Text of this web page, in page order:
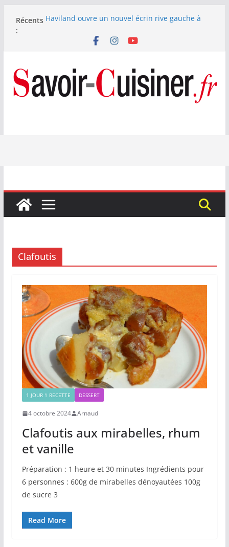
Récents
:
Haviland ouvre un nouvel écrin rive gauche à
Nous avons testé le four à pizza électrique
Little Ice 700 W
Fête des Pères : le digestif se fait gourmand avec
Laphroaig et Arnaud Larher
Catawiki met aux enchères un whisky japonais
Clafoutis
1 JOUR 1 RECETTE DESSERT
4 octobre 2024 Arnaud
Clafoutis aux mirabelles, rhum
et vanille
Préparation : 1 heure et 30 minutes Ingrédients pour
6 personnes : 600g de mirabelles dénoyautées 100g
de sucre 3
Read More